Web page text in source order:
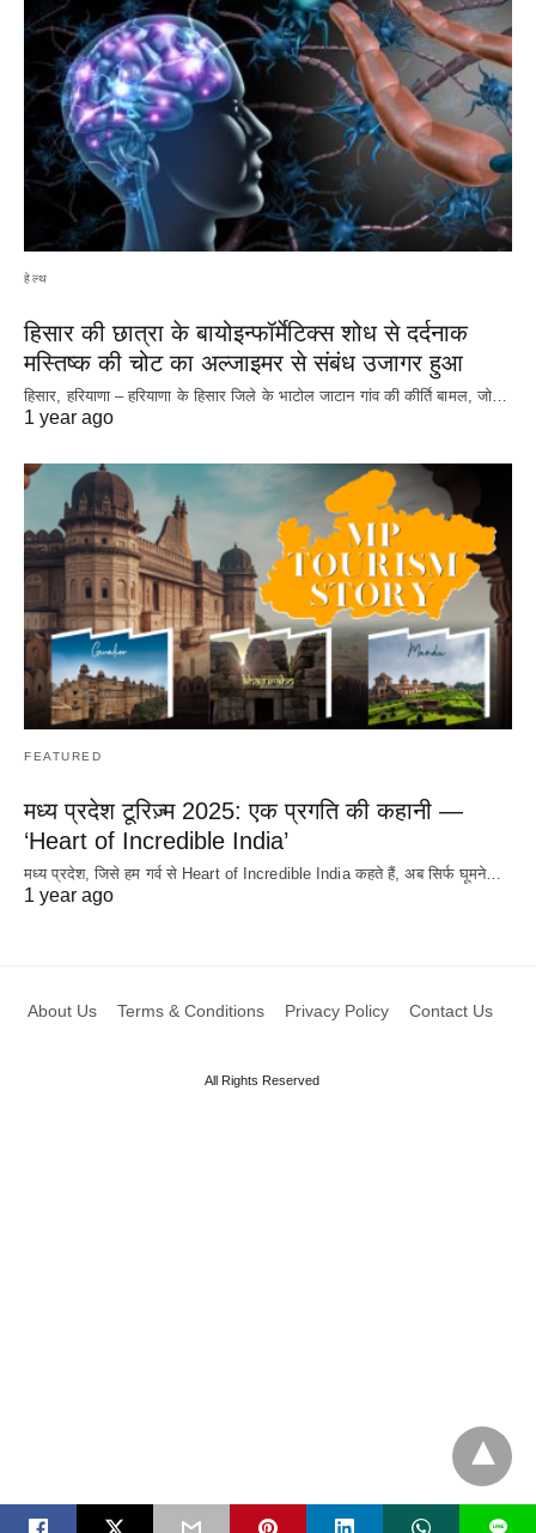
हेल्थ
हिसार की छात्रा के बायोइन्फॉर्मेटिक्स शोध से दर्दनाक
मस्तिष्क की चोट का अल्जाइमर से संबंध उजागर हुआ
हिसार, हरियाणा – हरियाणा के हिसार जिले के भाटोल जाटान गांव की कीर्ति बामल, जो…
1 year ago
FEATURED
मध्य प्रदेश टूरिज़्म 2025: एक प्रगति की कहानी —
‘Heart of Incredible India’
मध्य प्रदेश, जिसे हम गर्व से Heart of Incredible India कहते हैं, अब सिर्फ घूमने…
1 year ago
About Us Terms & Conditions Privacy Policy Contact Us
All Rights Reserved
L